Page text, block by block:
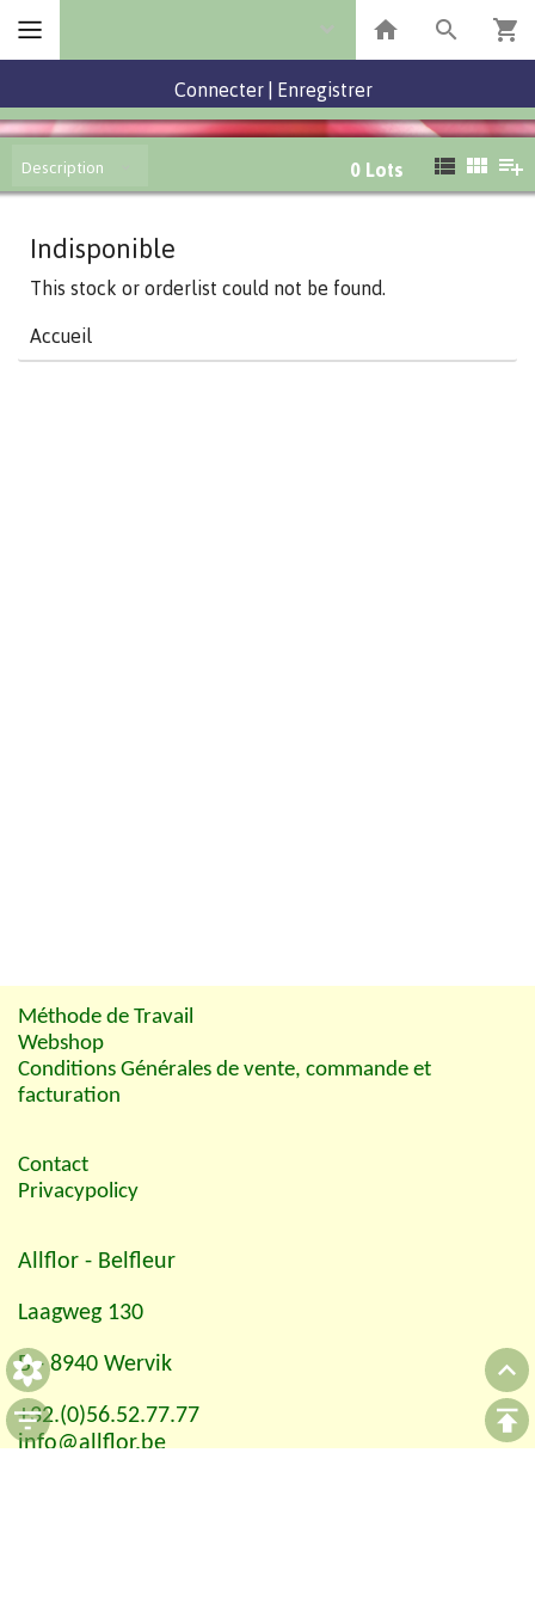
Connecter Enregistrer
Description 0 Lots
Indisponible
This stock or orderlist could not be found.
Accueil
Méthode de Travail
Webshop
Conditions Générales de vente, commande et
facturation
Contact
Privacypolicy
Allflor - Belfleur
Laagweg 130
B - 8940 Wervik
+32.(0)56.52.77.77
info@allflor.be